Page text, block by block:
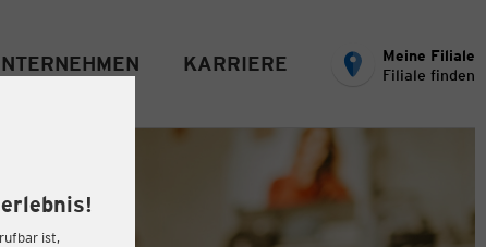
ist,
KARRIERE
Meine Filiale
Filiale finden